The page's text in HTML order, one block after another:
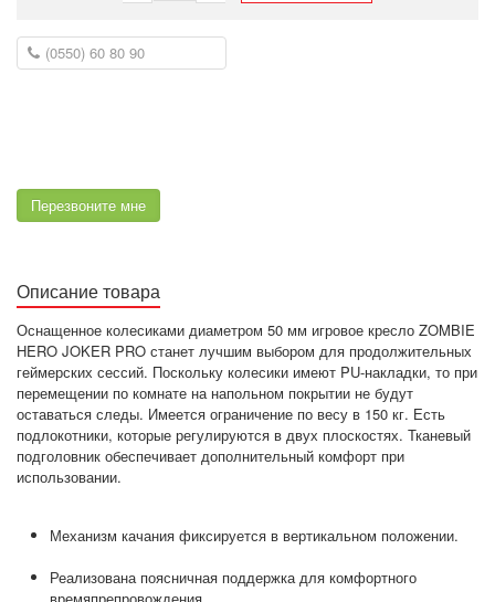
Перезвоните мне
Описание товара
Оснащенное колесиками диаметром 50 мм игровое кресло ZOMBIE
HERO JOKER PRO станет лучшим выбором для продолжительных
геймерских сессий. Поскольку колесики имеют PU-накладки, то при
перемещении по комнате на напольном покрытии не будут
оставаться следы. Имеется ограничение по весу в 150 кг. Есть
подлокотники, которые регулируются в двух плоскостях. Тканевый
подголовник обеспечивает дополнительный комфорт при
использовании.
Механизм качания фиксируется в вертикальном положении.
Реализована поясничная поддержка для комфортного
времяпрепровождения.